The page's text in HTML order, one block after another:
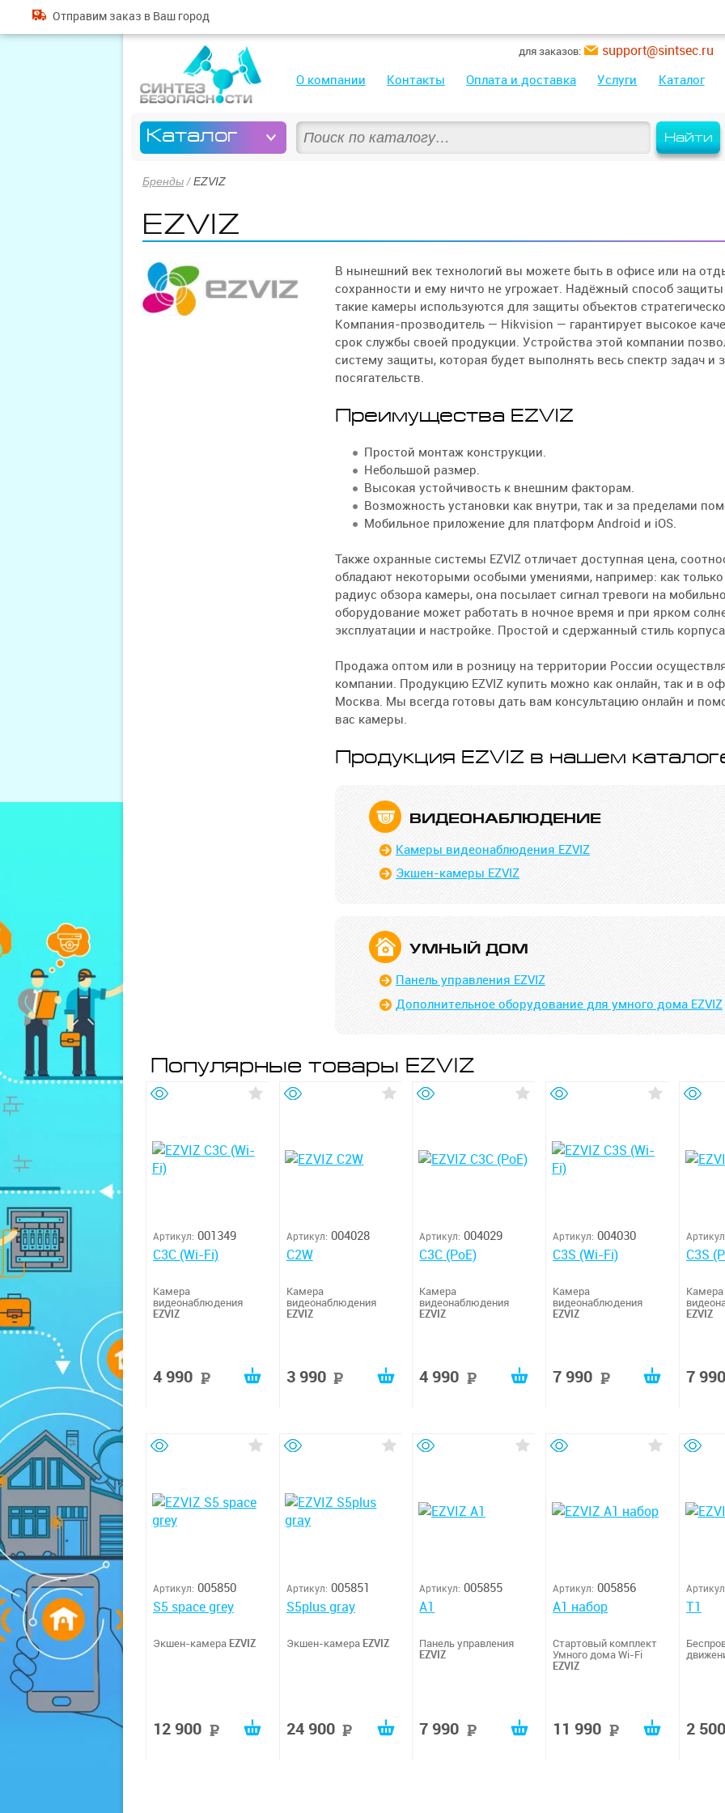
Найти
О компании Контакты Оплата и доставка Услуги Каталог
Каталог
для заказов: support@sintsec.ru
Отправим заказ в Ваш город
Бренды /EZVIZ
EZVIZ
В нынешний век технологий вы можете быть в офисе или на
сохранности и ему ничто не угрожает. Надёжный способ
такие камеры используются для защиты объектов
Компания-прозводитель — Hikvision — гарантирует высокое
срок службы своей продукции. Устройства этой компании
систему защиты, которая будет выполнять весь спектр задач
посягательств.
Преимущества EZVIZ
Простой монтаж конструкции.
Небольшой размер.
Высокая устойчивость к внешним факторам.
Возможность установки как внутри, так и за пределами
Мобильное приложение для платформ Android и iOS.
Также охранные системы EZVIZ отличает доступная цена,
обладают некоторыми особыми умениями, например: как
радиус обзора камеры, она посылает сигнал тревоги на
оборудование может работать в ночное время и при ярком
эксплуатации и настройке. Простой и сдержанный стиль
Продажа оптом или в розницу на территории России
компании. Продукцию EZVIZ купить можно как онлайн, так и в
Москва. Мы всегда готовы дать вам консультацию онлайн и
вас камеры.
Продукция EZVIZ в нашем
ВИДЕО­НАБЛЮДЕНИЕ
Камеры видеонаблюдения EZVIZ
Экшен-камеры EZVIZ
УМНЫЙ ДОМ
Панель управления EZVIZ
Дополнительное оборудование для умного дома EZVIZ
Популярные товары EZVIZ
Артикул: 001349
C3C (Wi-Fi)
Камера
видеонаблюдения
EZVIZ
4 990 руб
Артикул: 004028
C2W
Камера
видеонаблюдения
EZVIZ
3 990 руб
Артикул: 004029
C3C (PoE)
Камера
видеонаблюдения
EZVIZ
4 990 руб
Артикул: 004030
C3S (Wi-Fi)
Камера
видеонаблюдения
EZVIZ
7 990 руб
C3S
Камера
EZVIZ
7 990
Артикул: 005850
S5 space grey
Экшен-камера EZVIZ
12 900 руб
Артикул: 005851
S5plus gray
Экшен-камера EZVIZ
24 900 руб
Артикул: 005855
A1
Панель управления
EZVIZ
7 990 руб
Артикул: 005856
A1 набор
Стартовый комплект
Умного дома Wi-Fi
EZVIZ
11 990 руб
T1
2 500